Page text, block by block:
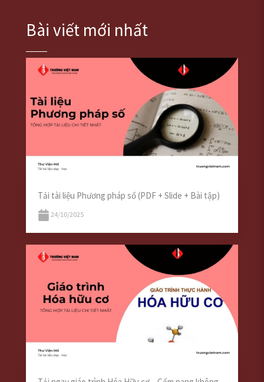
Bài viết mới nhất
Tải tài liệu Phương pháp số (PDF + Slide + Bài tập)
24/10/2025